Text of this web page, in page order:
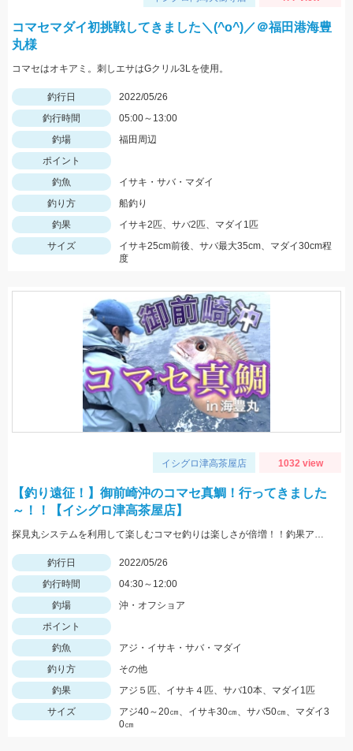
コマセマダイ初挑戦してきました＼(^o^)／＠福田港海豊
丸様
コマセはオキアミ。刺しエサはGクリル3Lを使用。
釣行日
2022/05/26
釣行時間
05:00～13:00
釣場
福田周辺
ポイント
釣魚
イサキ・サバ・マダイ
釣り方
船釣り
釣果
イサキ2匹、サバ2匹、マダイ1匹
サイズ
イサキ25cm前後、サバ最大35cm、マダイ30cm程
度
イシグロ津高茶屋店 1032 view
【釣り遠征！】御前崎沖のコマセ真鯛！行ってきました
～！！【イシグロ津高茶屋店】
探見丸システムを利用して楽しむコマセ釣りは楽しさが倍増！！釣果アップの秘訣も！！
釣行日
2022/05/26
釣行時間
04:30～12:00
釣場
沖・オフショア
ポイント
釣魚
アジ・イサキ・サバ・マダイ
釣り方
その他
釣果
アジ５匹、イサキ４匹、サバ10本、マダイ1匹
サイズ
アジ40～20㎝、イサキ30㎝、サバ50㎝、マダイ3
0㎝